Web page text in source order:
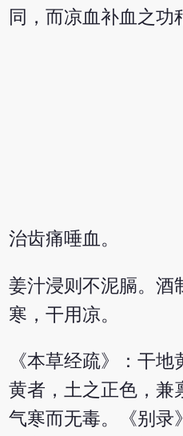
同，而凉血补血之功
治齿痛唾血。
姜汁浸则不泥膈。酒
寒，干用凉。
《本草经疏》：干地
黄者，土之正色，兼
气寒而无毒。《别录